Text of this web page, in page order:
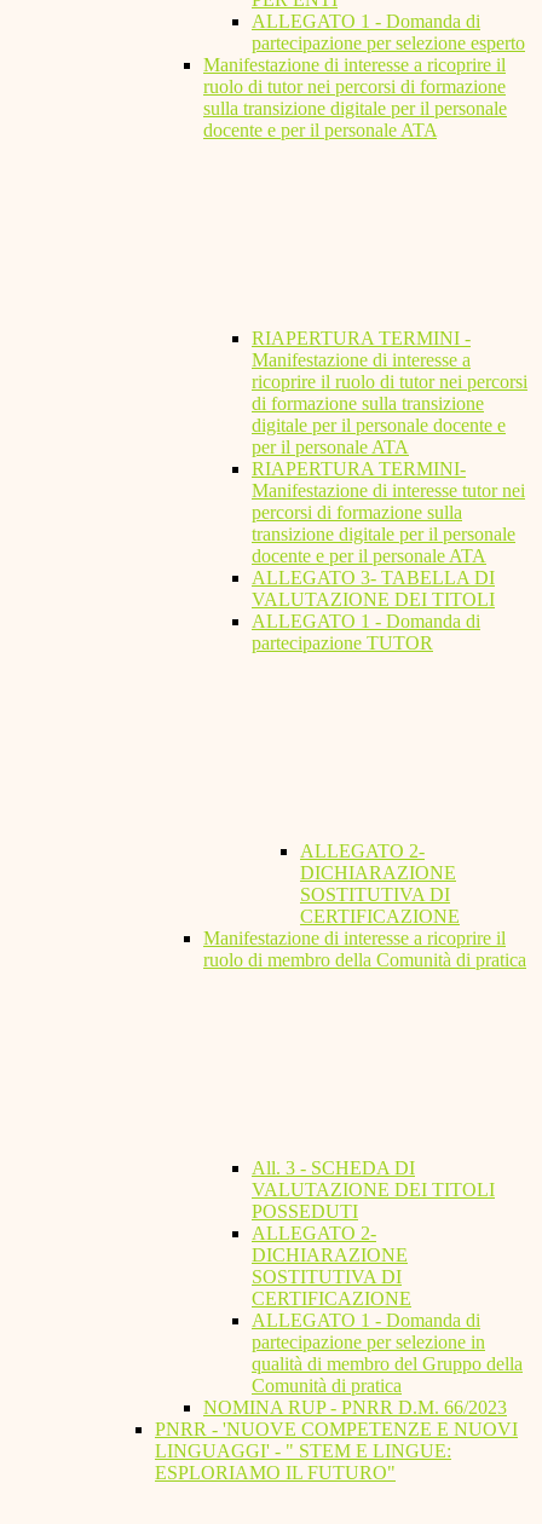
ALLEGATO 1 - Domanda di
partecipazione per selezione esperto
Manifestazione di interesse a ricoprire il
ruolo di tutor nei percorsi di formazione
sulla transizione digitale per il personale
docente e per il personale ATA
RIAPERTURA TERMINI -
Manifestazione di interesse a
ricoprire il ruolo di tutor nei percorsi
di formazione sulla transizione
digitale per il personale docente e
per il personale ATA
RIAPERTURA TERMINI-
Manifestazione di interesse tutor nei
percorsi di formazione sulla
transizione digitale per il personale
docente e per il personale ATA
ALLEGATO 3- TABELLA DI
VALUTAZIONE DEI TITOLI
ALLEGATO 1 - Domanda di
partecipazione TUTOR
ALLEGATO 2-
DICHIARAZIONE
SOSTITUTIVA DI
CERTIFICAZIONE
Manifestazione di interesse a ricoprire il
ruolo di membro della Comunità di pratica
All. 3 - SCHEDA DI
VALUTAZIONE DEI TITOLI
POSSEDUTI
ALLEGATO 2-
DICHIARAZIONE
SOSTITUTIVA DI
CERTIFICAZIONE
ALLEGATO 1 - Domanda di
partecipazione per selezione in
qualità di membro del Gruppo della
Comunità di pratica
NOMINA RUP - PNRR D.M. 66/2023
PNRR - 'NUOVE COMPETENZE E NUOVI
LINGUAGGI' - " STEM E LINGUE:
ESPLORIAMO IL FUTURO"